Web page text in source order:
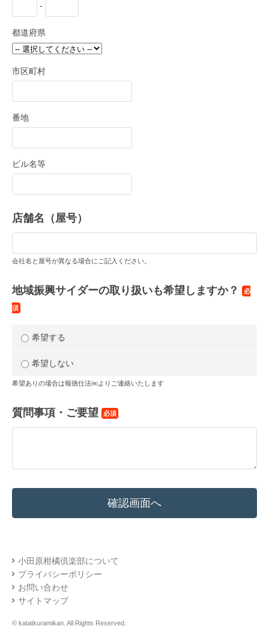
-
都道府県
市区町村
番地
ビル名等
店舗名（屋号）
会社名と屋号が異なる場合にご記入ください。
地域振興サイダーの取り扱いも希望しますか？ 必
須
希望する
希望しない
希望ありの場合は報徳仕法㈱よりご連絡いたします
質問事項・ご要望 必須
小田原柑橘倶楽部について
プライバシーポリシー
お問い合わせ
サイトマップ
© katatkuramikan. All Rights Reserved.